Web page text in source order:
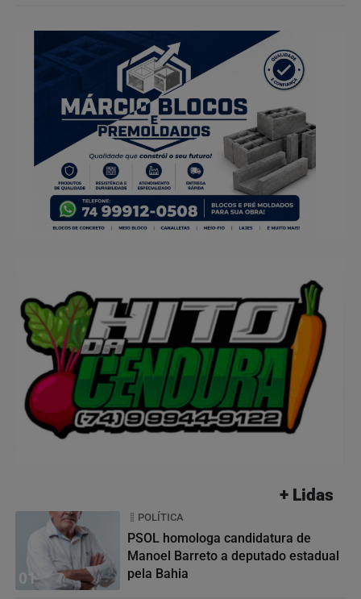
+ Lidas
01
POLÍTICA
PSOL homologa candidatura de
Manoel Barreto a deputado estadual
pela Bahia